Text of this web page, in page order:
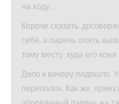
на ходу…
Короче сказать,
себе, а парень опять
тому месту, куда его
Дело к вечеру подошло.
переполох. Как же,